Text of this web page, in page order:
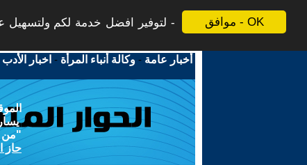
موافق - OK
لتوفير افضل خدمة لكم ولتسهيل
أخبار عامة -وكالة أنباء المرأة - اخبار
"من
حاز